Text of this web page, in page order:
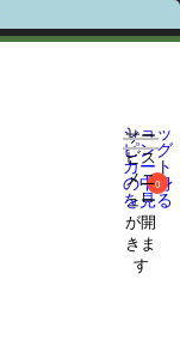
ショッ
ピング
カート
の中身
を見る
0
サー
ビス
メニ
ュー
が開
きま
す